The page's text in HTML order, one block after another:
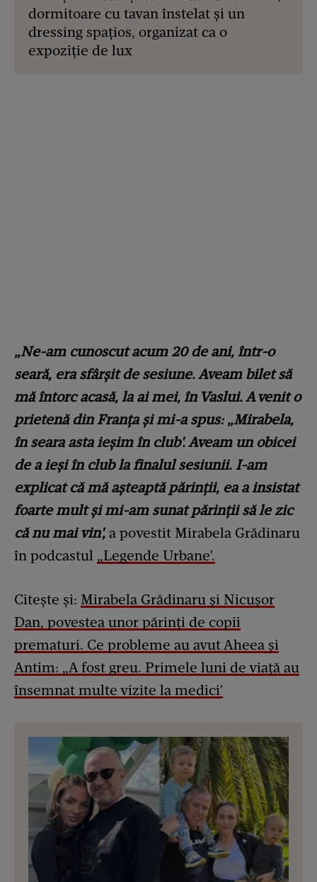
dormitoare cu tavan înstelat și un
dressing spațios, organizat ca o
expoziție de lux
„Ne-am cunoscut acum 20 de ani, într-o
seară, era sfârșit de sesiune. Aveam bilet să
mă întorc acasă, la ai mei, în Vaslui. A venit o
prietenă din Franța și mi-a spus: „Mirabela,
în seara asta ieșim în club'. Aveam un obicei
de a ieși în club la finalul sesiunii. I-am
explicat că mă așteaptă părinții, ea a insistat
foarte mult și mi-am sunat părinții să le zic
că nu mai vin', a povestit Mirabela Grădinaru
în podcastul „Legende Urbane'.
Citește și: Mirabela Grădinaru și Nicușor
Dan, povestea unor părinți de copii
prematuri. Ce probleme au avut Aheea și
Antim: „A fost greu. Primele luni de viață au
însemnat multe vizite la medici'